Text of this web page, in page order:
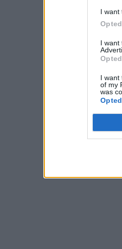
I want
I want
I want
of my
was